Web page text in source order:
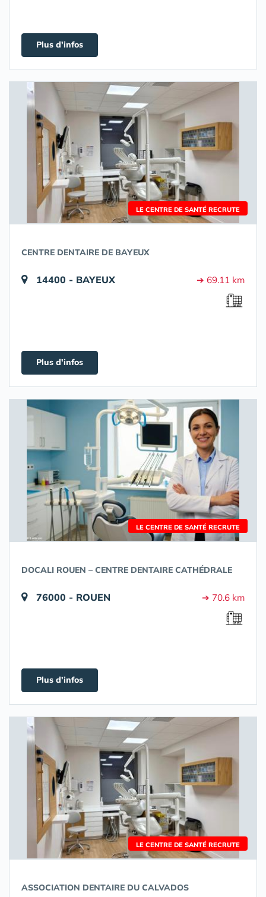
Plus d'infos
LE CENTRE DE SANTÉ RECRUTE
CENTRE DENTAIRE DE BAYEUX
14400 - BAYEUX ➔ 69.11 km
Plus d'infos
LE CENTRE DE SANTÉ RECRUTE
DOCALI ROUEN – CENTRE DENTAIRE CATHÉDRALE
76000 - ROUEN ➔ 70.6 km
Plus d'infos
LE CENTRE DE SANTÉ RECRUTE
ASSOCIATION DENTAIRE DU CALVADOS